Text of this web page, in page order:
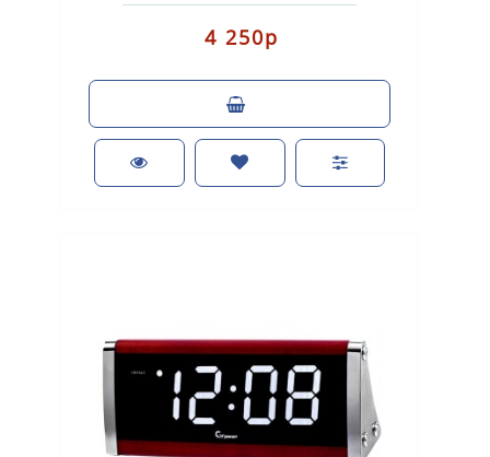
beep Размер: 215×90×70 мм. ..
4 250р